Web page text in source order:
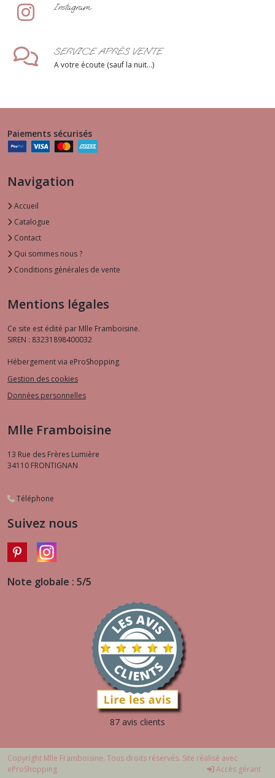
Instagram
SERVICE APRÈS VENTE
A votre écoute (sauf la nuit...)
Paiements sécurisés
Navigation
Accueil
Catalogue
Contact
Qui sommes nous ?
Conditions générales de vente
Mentions légales
Ce site est édité par Mlle Framboisine.
SIREN : 83231898400032
Hébergement via eProShopping
Gestion des cookies
Données personnelles
Mlle Framboisine
13 Rue des Frères Lumière
34110 FRONTIGNAN
Téléphone
Suivez nous
Note globale : 5/5
87 avis clients
Copyright Mlle Framboisine. Tous droits réservés. Site réalisé avec
eProShopping
Accès gérant